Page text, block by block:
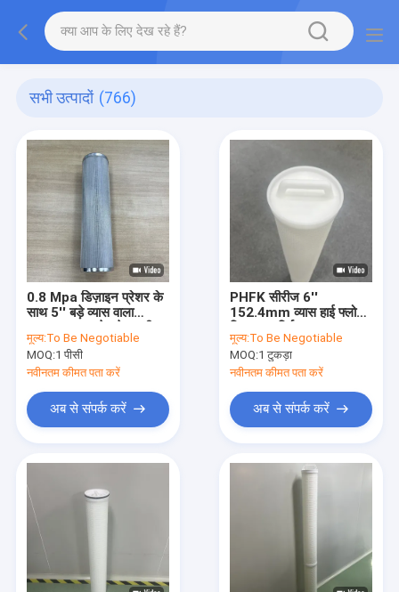
सभी उत्पादों (766)
0.8 Mpa डिज़ाइन प्रेशर के
साथ 5'' बड़े व्यास वाला
मेश फिल्टर कार्ट्रिज
मूल्य:To Be Negotiable
MOQ:1 पीसी
नवीनतम कीमत पता करें
अब से संपर्क करें
PHFK सीरीज 6''
152.4mm व्यास हाई फ्लो
अधिकतम प्रवाह दर और पीपी
प्लीटेड डिज़ाइन के साथ
मूल्य:To Be Negotiable
MOQ:1 टुकड़ा
नवीनतम कीमत पता करें
अब से संपर्क करें